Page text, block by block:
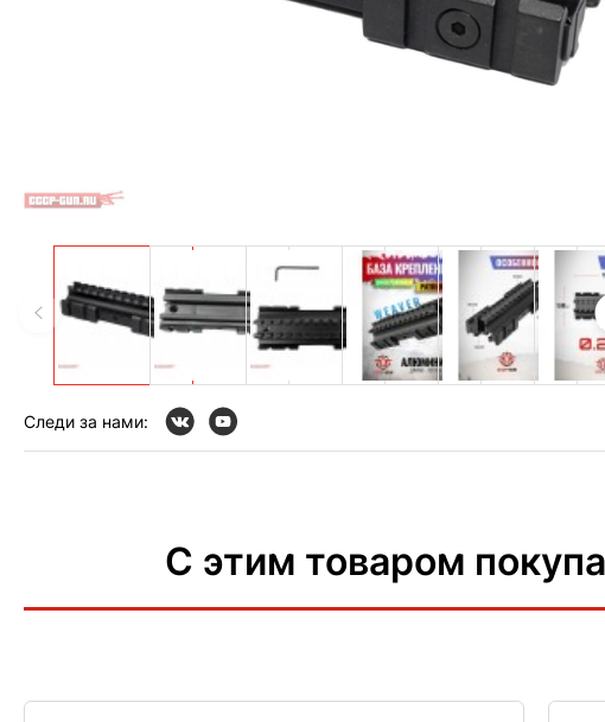
Следи за нами:
С этим товаром